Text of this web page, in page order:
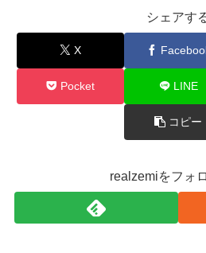
シェアす
X
Pocket LINE
コピー
realzemiをフォ